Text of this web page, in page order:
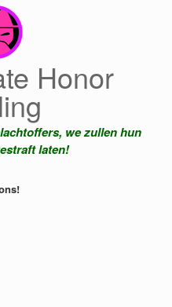
Honor
we zullen hun
laten!